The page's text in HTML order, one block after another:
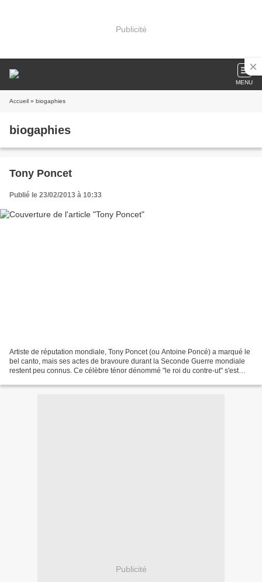
Publicité
MENU
Accueil » biogaphies
biogaphies
Tony Poncet
Publié le 23/02/2013 à 10:33
Artiste de réputation mondiale, Tony Poncet (ou Antoine Poncé) a marqué le
bel canto, mais ses actes de bravoure durant la Seconde Guerre mondiale
restent peu connus. Ce célèbre ténor dénommé "le roi du contre-ut" s'est
Publicité